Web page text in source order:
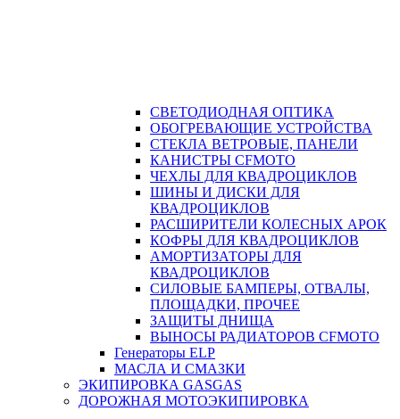
СВЕТОДИОДНАЯ ОПТИКА
ОБОГРЕВАЮЩИЕ УСТРОЙСТВА
СТЕКЛА ВЕТРОВЫЕ, ПАНЕЛИ
КАНИСТРЫ CFMOTO
ЧЕХЛЫ ДЛЯ КВАДРОЦИКЛОВ
ШИНЫ И ДИСКИ ДЛЯ
КВАДРОЦИКЛОВ
РАСШИРИТЕЛИ КОЛЕСНЫХ АРОК
КОФРЫ ДЛЯ КВАДРОЦИКЛОВ
АМОРТИЗАТОРЫ ДЛЯ
КВАДРОЦИКЛОВ
СИЛОВЫЕ БАМПЕРЫ, ОТВАЛЫ,
ПЛОЩАДКИ, ПРОЧЕЕ
ЗАЩИТЫ ДНИЩА
ВЫНОСЫ РАДИАТОРОВ CFMOTO
Генераторы ELP
МАСЛА И СМАЗКИ
ЭКИПИРОВКА GASGAS
ДОРОЖНАЯ МОТОЭКИПИРОВКА